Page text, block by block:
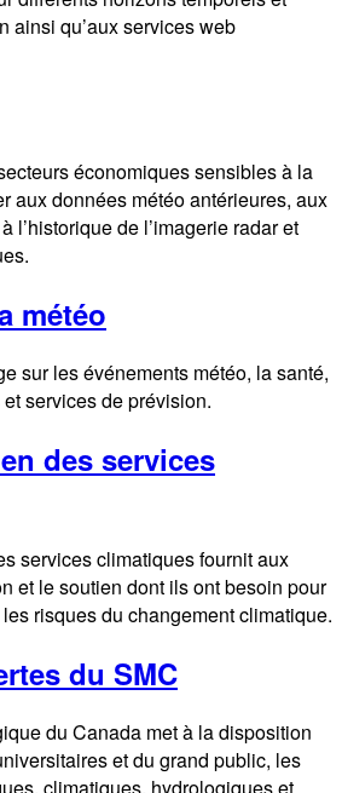
ainsi qu’aux services web
économiques sensibles à la
aux données météo antérieures, aux
l’historique de l’imagerie radar et
météo
sur les événements météo, la santé,
services de prévision.
des services
services climatiques fournit aux
et le soutien dont ils ont besoin pour
risques du changement climatique.
du SMC
du Canada met à la disposition
et du grand public, les
climatiques, hydrologiques et